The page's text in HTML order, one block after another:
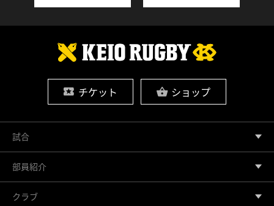
チケット ショップ
試合
部員紹介
クラブ